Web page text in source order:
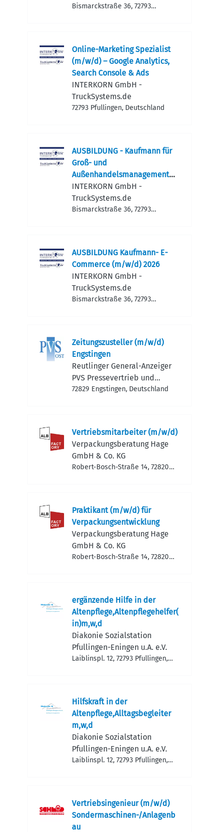
Bismarckstraße 36, 72793
Online-Marketing Spezialist
(m/w/d) – Google Analytics,
Search Console & Ads
INTERKORN GmbH -
TruckSystems.de
72793 Pfullingen, Deutschland
AUSBILDUNG - Kaufmann für
Groß- und
Außenhandelsmanagement
Onlinehandel 2026
INTERKORN GmbH -
TruckSystems.de
Bismarckstraße 36, 72793
AUSBILDUNG Kaufmann- E-
Commerce (m/w/d) 2026
INTERKORN GmbH -
TruckSystems.de
Bismarckstraße 36, 72793
Zeitungszusteller (m/w/d)
Engstingen
Reutlinger General-Anzeiger
PVS Pressevertrieb und
Service GmbH & Co. KG Ost
72829 Engstingen, Deutschland
Vertriebsmitarbeiter (m/w/d)
Verpackungsberatung Hage
GmbH & Co. KG
Robert-Bosch-Straße 14, 72820
Praktikant (m/w/d) für
Verpackungsentwicklung
Verpackungsberatung Hage
GmbH & Co. KG
Robert-Bosch-Straße 14, 72820
ergänzende Hilfe in der
Altenpflege,Altenpflegehelfer(
in)m,w,d
Diakonie Sozialstation
Pfullingen-Eningen u.A. e.V.
Laiblinspl. 12, 72793 Pfullingen,
Hilfskraft in der
Altenpflege,Alltagsbegleiter
m,w,d
Diakonie Sozialstation
Pfullingen-Eningen u.A. e.V.
Laiblinspl. 12, 72793 Pfullingen,
Vertriebsingenieur (m/w/d)
Sondermaschinen-/Anlagenb
au